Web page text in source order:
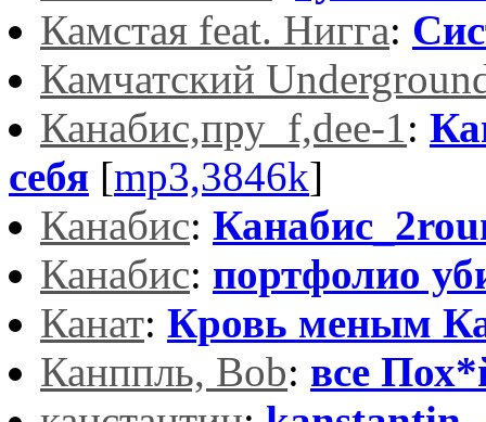
Камстая feat. Нигга:
Камчатский
Канабис,пру_f,dee-1:
себя [mp3,3846k]
Канабис:
Канабис: портфолио
Канат: Кровь меным
Канппль, Bob: все